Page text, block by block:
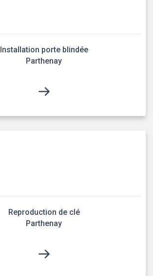
Installation porte blindée
Parthenay
Reproduction de clé
Parthenay